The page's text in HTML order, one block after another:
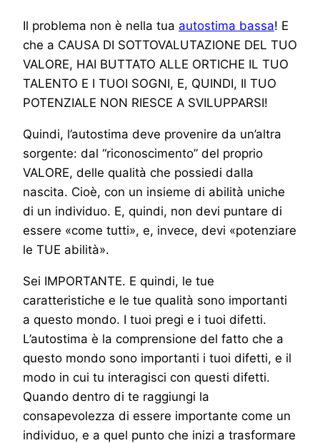
Il problema non è nella tua autostima bassa! E
che a CAUSA DI SOTTOVALUTAZIONE DEL TUO
VALORE, HAI BUTTATO ALLE ORTICHE IL TUO
TALENTO E I TUOI SOGNI, E, QUINDI, Il TUO
POTENZIALE NON RIESCE A SVILUPPARSI!
Quindi, l’autostima deve provenire da un’altra
sorgente: dal “riconoscimento” del proprio
VALORE, delle qualità che possiedi dalla
nascita. Cioè, con un insieme di abilità uniche
di un individuo. E, quindi, non devi puntare di
essere «come tutti», e, invece, devi «potenziare
le TUE abilità».
Sei IMPORTANTE. E quindi, le tue
caratteristiche e le tue qualità sono importanti
a questo mondo. I tuoi pregi e i tuoi difetti.
L’autostima è la comprensione del fatto che a
questo mondo sono importanti i tuoi difetti, e il
modo in cui tu interagisci con questi difetti.
Quando dentro di te raggiungi la
consapevolezza di essere importante come un
individuo, e a quel punto che inizi a trasformare